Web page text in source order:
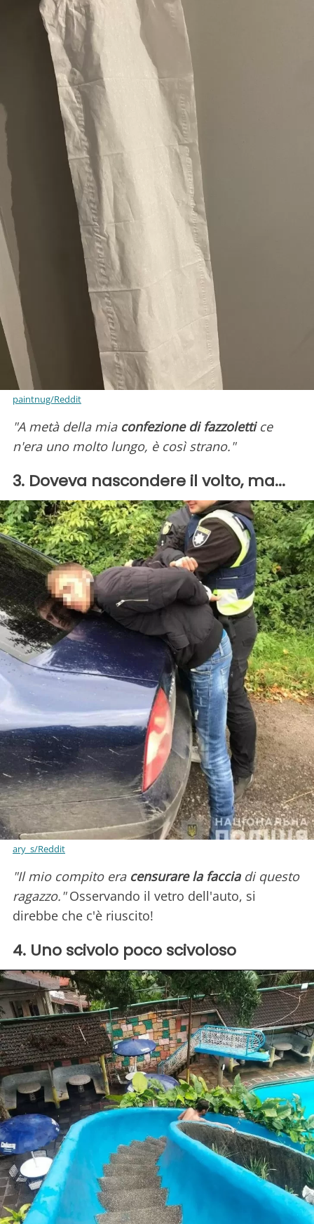
paintnug/Reddit
"A metà della mia confezione di fazzolettice
n'era uno molto lungo, è così strano."
3. Doveva nascondere il volto, ma...
ary_s/Reddit
"Il mio compito era censurare la facciadi questo
ragazzo."Osservando il vetro dell'auto, si
direbbe che c'è riuscito!
4. Uno scivolo poco scivoloso